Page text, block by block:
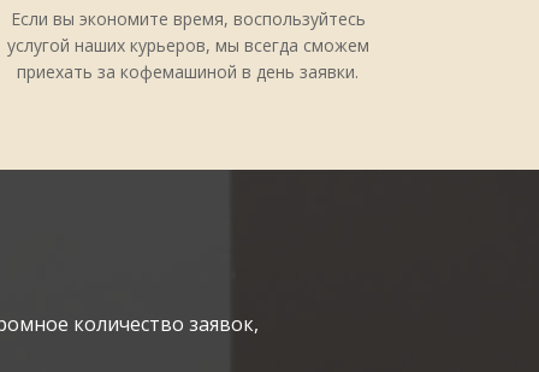
кофемашин, восстановить отдельные узлы и
кофеварочного аппарата. Обращаясь в
радовать вас и ваших посетителей
Если вы экономите время, воспользуйтесь
услугой наших курьеров, мы всегда сможем
приехать за кофемашиной в день заявки.
количество заявок,